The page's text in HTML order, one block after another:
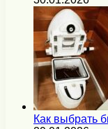
Как выбрать